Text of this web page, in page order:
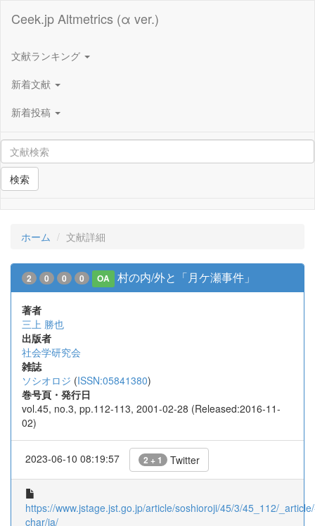
Ceek.jp Altmetrics (α ver.)
文献ランキング
新着文献
新着投稿
検索
ホーム 文献詳細
2 0 0 0 OA 村の内/外と「月ケ瀬事件」
著者
三上 勝也
出版者
社会学研究会
雑誌
ソシオロジ (ISSN:05841380)
巻号頁・発行日
vol.45, no.3, pp.112-113, 2001-02-28 (Released:2016-11-
02)
2023-06-10 08:19:57 2 + 1 Twitter
https://www.jstage.jst.go.jp/article/soshioroji/45/3/45_112/
char/ja/